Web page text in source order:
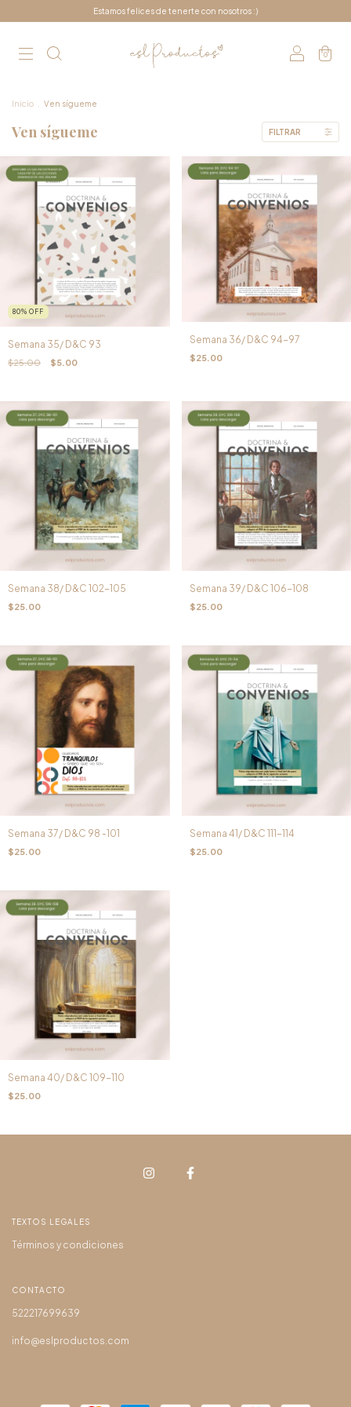
Estamos felices de tenerte con nosotros :)
0
Inicio Ven sígueme
Ven sígueme FILTRAR
80% OFF
Semana 35/ D&C 93
$25.00 $5.00
Semana 36/ D&C 94-97
$25.00
Semana 38/ D&C 102-105
$25.00
Semana 39/ D&C 106-108
$25.00
Semana 37/ D&C 98 -101
$25.00
Semana 41/ D&C 111-114
$25.00
Semana 40/ D&C 109-110
$25.00
TEXTOS LEGALES
Términos y condiciones
CONTACTO
522217699639
info@eslproductos.com